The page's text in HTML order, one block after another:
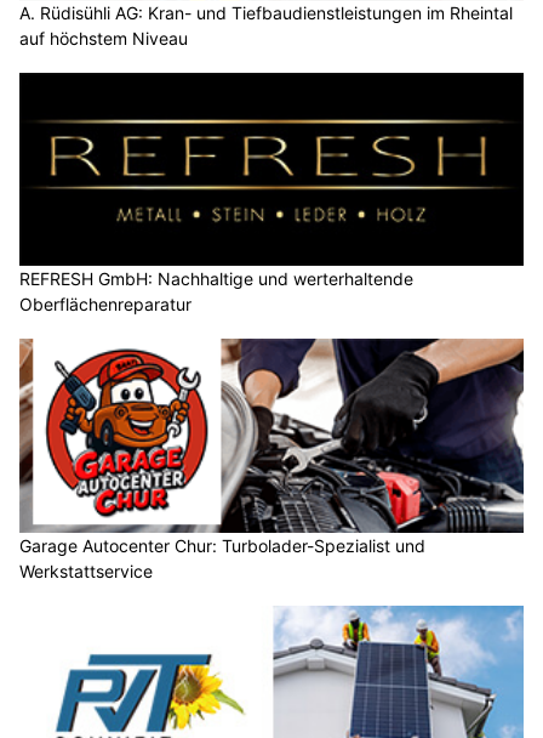
A. Rüdisühli AG: Kran- und Tiefbaudienstleistungen im Rheintal
auf höchstem Niveau
REFRESH GmbH: Nachhaltige und werterhaltende
Oberflächenreparatur
Garage Autocenter Chur: Turbolader-Spezialist und
Werkstattservice